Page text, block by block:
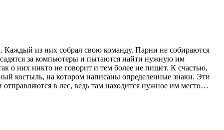
Каждый из них собрал свою команду. Парни не собираются
за компьютеры и пытаются найти нужную им
о них никто не говорит и тем более не пишет. К счастью,
костыль, на котором написаны определенные знаки. Эти
отправляются в лес, ведь там находится нужное им место…